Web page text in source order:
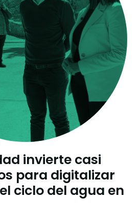
invierte casi
para digitalizar
ciclo del agua en